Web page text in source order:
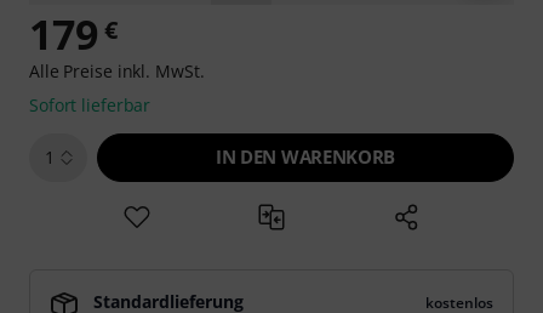
179 €
Alle Preise inkl. MwSt.
Sofort lieferbar
1 IN DEN WARENKORB
Standardlieferung
kostenlos